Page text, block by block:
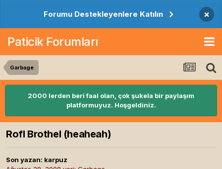
Forumu Destekleyenlere Katılın ×
Paticik Forumları
Garbage
2000 lerden beri faal olan, çok şukela bir paylaşım
platformuyuz. Hoşgeldiniz.
Rofl Brothel (heaheah)
Son yazan: karpuz